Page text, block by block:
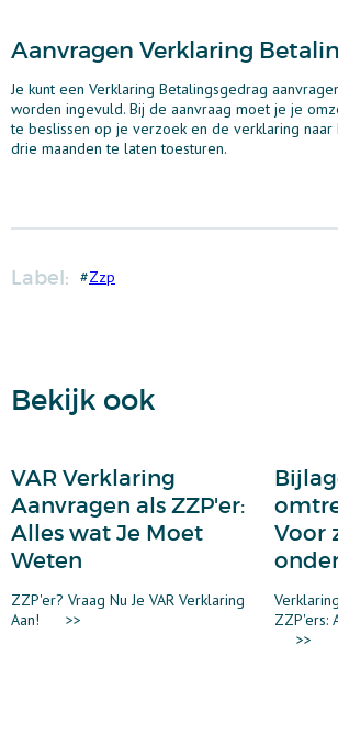
Aanvragen Verklaring
Je kunt een Verklaring Betalingsgedrag
worden ingevuld. Bij de aanvraag moet je je
te beslissen op je verzoek en de verklaring
drie maanden te laten toesturen.
Label: #Zzp
Bekijk ook
VAR Verklaring
Aanvragen als ZZP'er:
Alles wat Je Moet
Weten
ZZP'er? Vraag Nu Je VAR Verklaring
Aan!
>>
Voor
ZZP'ers:
>>